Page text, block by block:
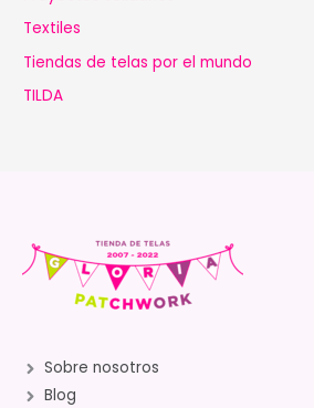
Textiles
Tiendas de telas por el mundo
TILDA
Sobre nosotros
Blog